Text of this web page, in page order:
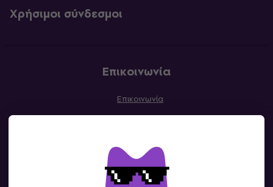
Χρήσιμοι σύνδεσμοι
Επικοινωνία
Επικοινωνία